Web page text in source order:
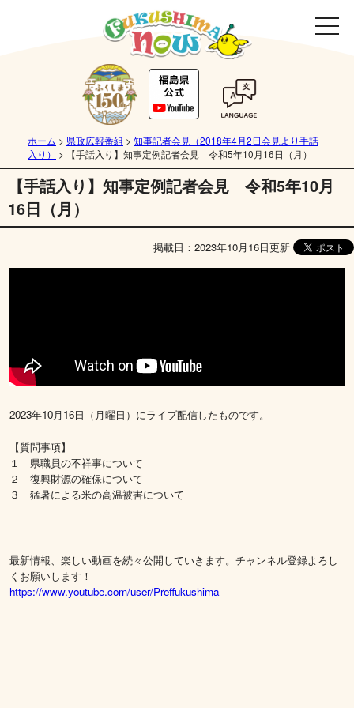
ホーム > 県政広報番組 > 知事記者会見（2018年4月2日会見より手話
入り）
> 【手話入り】知事定例記者会見 令和5年10月16日（月）
【手話入り】知事定例記者会見 令和5年10月
16日（月）
掲載日：2023年10月16日更新
2023年10月16日（月曜日）にライブ配信したものです。
【質問事項】
１ 県職員の不祥事について
２ 復興財源の確保について
３ 猛暑による米の高温被害について
最新情報、楽しい動画を続々公開していきます。チャンネル登録よろし
くお願いします！
https://www.youtube.com/user/Preffukushima